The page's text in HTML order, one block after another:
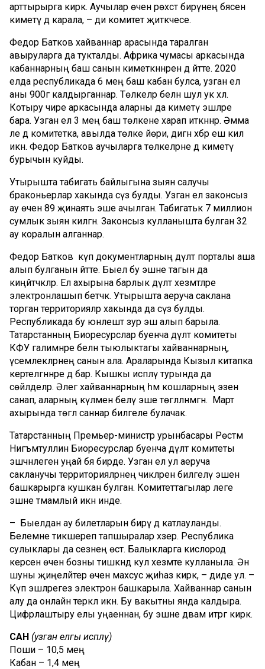
арттырырга кирәк. Аучылар өчен рөхсәт бирүнең бәясен
киметү дә карала, – ди комитет җитәкчесе.
Федор Батков хайваннар арасында таралган
авыруларга да тукталды. Африка чумасы аркасында
кабаннарның баш санын киметкәннәрен дә әйтте. 2020
елда республикада 6 мең баш кабан булса, узган ел
аны 900гә калдырганнар. Төлкеләр белән шул ук хәл.
Котыру чире аркасында аларны да киметү эшләре
бара. Узган ел 3 мең баш төлкене харап иткәннәр. Әмма
әле дә комитетка, авылда төлке йөри, дигән хәбәр еш килә
икән. Федор Батков аучыларга төлкеләрне дә киметү
бурычын куйды.
Утырышта табигать байлыгына зыян салучы
браконьерлар хакында сүз булды. Узган ел законсыз
ау өчен 89 җинаять эше ачылган. Табигатькә 7 миллион
сумлык зыян килгән. Законсыз кулланышта булган 32
ау коралын алганнар.
Федор Батков күп документларның дәүләт порталы аша
алып булганын әйтте. Быел бу эшне тагын да
киңәйтәчәкләр. Ел ахырына барлык дәүләт хезмәтләре
электронлашып бетәчәк. Утырышта аеруча саклана
торган территорияләр хакында да сүз булды.
Республикада бу юнәлештә зур эш алып барыла.
Татарстанның Биоресурслар буенча дәүләт комитеты
КФУ галимнәре белән тыюлыктагы хайваннарның,
үсемлекләрнең санын ала. Араларында Кызыл китапка
кертелгәннәре дә бар. Кышкы исәпләү турында да
сөйләделәр. Әлегә хайваннарның һәм кошларның эзен
санап, аларның күләмен белү эше төгәлләнмәгән. Март
ахырында төгәл саннар билгеле булачак.
Татарстанның Премьер-министр урынбасары Рөстәм
Нигъмәтуллин Биоресурслар буенча дәүләт комитеты
эшчәнлегенә уңай бәя бирде. Узган ел ул аеруча
сакланучы территорияләрнең чикләрен билгеләү эшен
башкарырга кушкан булган. Комитеттагылар әлеге
эшне тәмамлый икән инде.
– Быелдан ау билетларын бирү дә катлауланды.
Белемне тикшереп тапшыралар хәзер. Республика
сулыклары да сезнең өстә. Балыкларга кислород
керсен өчен бозны тишкәндә кул хезмәте кулланыла. Әнә
шуны җиңеләйтер өчен махсус җиһаз кирәк, – диде ул. –
Күп эшләрегез электрон башкарыла. Хайваннар санын
алу да онлайн теркәлә икән. Бу вакытны янда калдыра.
Цифрлаштыру елы уңаеннан, бу эшне дәвам итәргә кирәк.
САН (узган елгы исәпләү)
Поши – 10,5 мең
Кабан – 1,4 мең